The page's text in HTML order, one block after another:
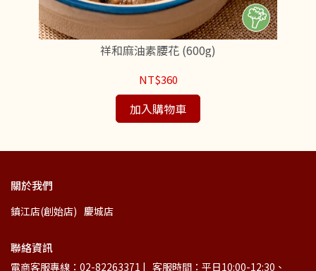
祥和麻油素腰花 (600g)
NT$360
加入購物車
關於我們
鎮江店(創始店) 慶城店
聯絡資訊
電商客服專線：02-82263371 |   客服時間：平日10:00-12:30、